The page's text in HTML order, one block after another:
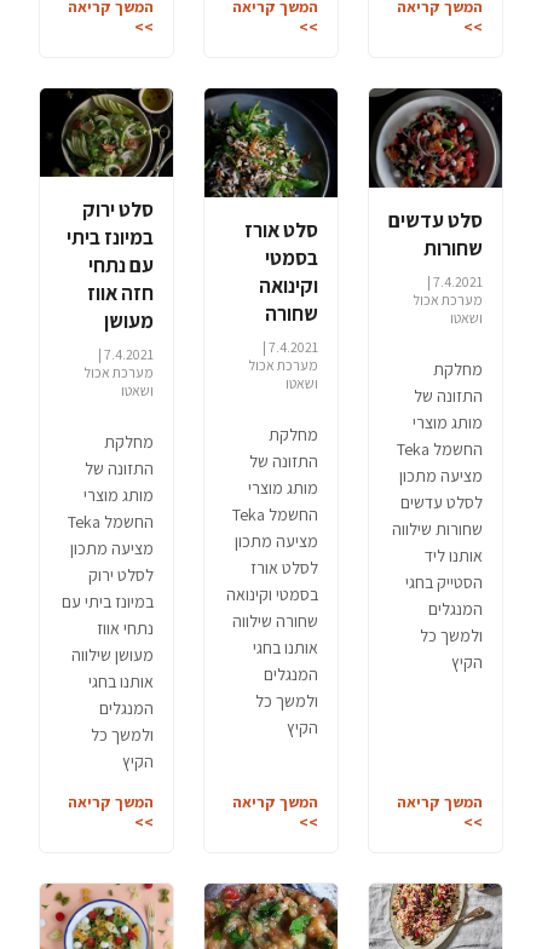
המשך קריאה
>>
המשך קריאה
>>
המשך קריאה
>>
סלט עדשים
שחורות
7.4.2021 |
מערכת אכול
ושאטו
מחלקת
התזונה של
מותג מוצרי
החשמל Teka
מציעה מתכון
לסלט עדשים
שחורות שילווה
אותנו ליד
הסטייק בחגי
המנגלים
ולמשך כל
הקיץ
המשך קריאה
>>
סלט אורז
בסמטי
וקינואה
שחורה
7.4.2021 |
מערכת אכול
ושאטו
מחלקת
התזונה של
מותג מוצרי
החשמל Teka
מציעה מתכון
לסלט אורז
בסמטי וקינואה
שחורה שילווה
אותנו בחגי
המנגלים
ולמשך כל
הקיץ
המשך קריאה
>>
סלט ירוק
במיונז ביתי
עם נתחי
חזה אווז
מעושן
7.4.2021 |
מערכת אכול
ושאטו
מחלקת
התזונה של
מותג מוצרי
החשמל Teka
מציעה מתכון
לסלט ירוק
במיונז ביתי עם
נתחי אווז
מעושן שילווה
אותנו בחגי
המנגלים
ולמשך כל
הקיץ
המשך קריאה
>>